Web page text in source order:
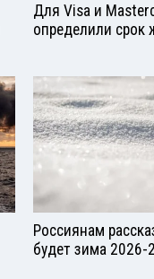
Для Visа и
определили срок
Россиянам
будет зима 2026-